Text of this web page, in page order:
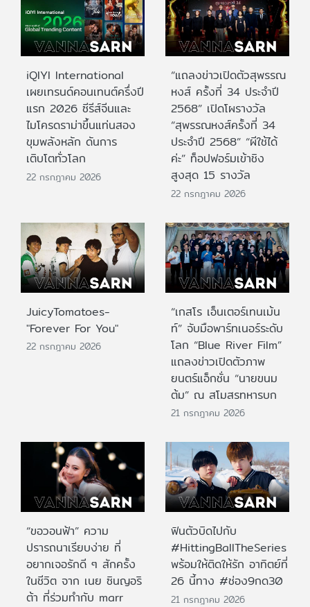
iQIYI International
เผยเทรนด์คอนเทนต์ครึ่งปี
แรก 2026 ซีรีส์จีนและ
ไมโครดราม่าขึ้นแท่นสอง
ขุมพลังหลัก ดันการ
เติบโตทั่วโลก
22 กรกฎาคม 2026
“แถลงข่าวเปิดตัวสุพรรณ
หงส์ ครั้งที่ 34 ประจำปี
2568” เปิดโผรางวัล
“สุพรรณหงส์ครั้งที่ 34
ประจำปี 2568” “ผีใช้ได้
ค่ะ” ท็อปฟอร์มเข้าชิง
สูงสุด 15 รางวัล
22 กรกฎาคม 2026
JuicyTomatoes-
"Forever For You"
22 กรกฎาคม 2026
“เกสโร เอ็นเตอร์เทนเม้น
ท์” จับมือพาร์ทเนอร์ระดับ
โลก “Blue River Film”
แถลงข่าวเปิดตัวภาพ
ยนตร์แอ็กชั่น “นายขนม
ต้ม” ณ สโมสรทหารบก
21 กรกฎาคม 2026
“ขอวอนฟ้า” ความ
ปรารถนาเรียบง่าย ที่
อยากเจอรักดี ๆ สักครั้ง
ในชีวิต จาก เนย ซินญอริ
ต้า ที่ร่วมทำกับ marr
ฟินตัวบิดไปกับ
#HittingBallTheSeries
พร้อมให้ติดให้รัก อาทิตย์ที่
26 นี้ทาง #ช่อง9กด30
21 กรกฎาคม 2026